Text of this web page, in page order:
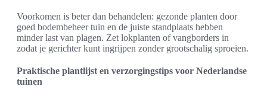
Voorkomen is beter dan behandelen: gezonde planten door
goed bodembeheer tuin en de juiste standplaats hebben
minder last van plagen. Zet lokplanten of vangborders in
zodat je gerichter kunt ingrijpen zonder grootschalig sproeien.
Praktische plantlijst en verzorgingstips voor Nederlandse
tuinen